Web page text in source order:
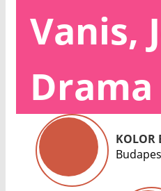
Vanis,
Drama
KOLOR